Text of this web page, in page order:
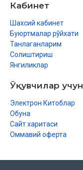
Кабинет
Шахсий кабинет
Буюртмалар рўйхати
Танлаганларим
Солиштириш
Янгиликлар
Ўқувчилар учун
Электрон Китоблар
Обуна
Сайт харитаси
Оммавий оферта